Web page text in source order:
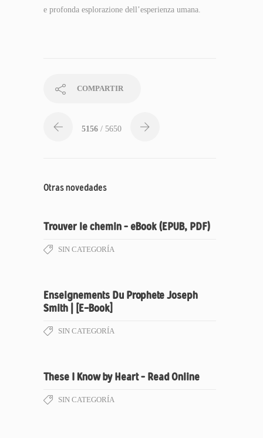
e profonda esplorazione dell’esperienza umana.
COMPARTIR
5156 / 5650
Otras novedades
Trouver le chemin – eBook (EPUB, PDF)
SIN CATEGORÍA
Enseignements Du Prophete Joseph
Smith | [E-Book]
SIN CATEGORÍA
These I Know by Heart – Read Online
SIN CATEGORÍA